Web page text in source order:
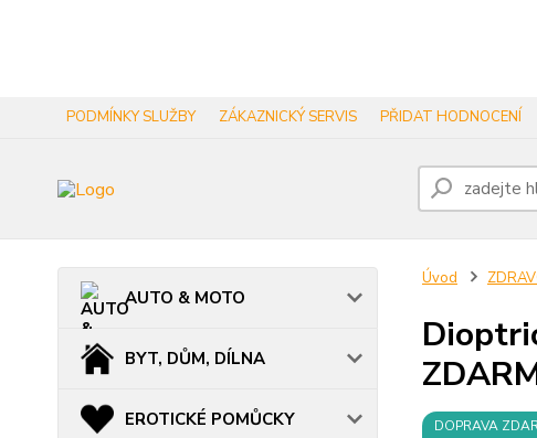
PODMÍNKY SLUŽBY ZÁKAZNICKÝ SERVIS PŘIDAT HODNOCENÍ
AUTO & MOTO
BYT, DŮM, DÍLNA
EROTICKÉ POMŮCKY
Úvod
DOPRAVA